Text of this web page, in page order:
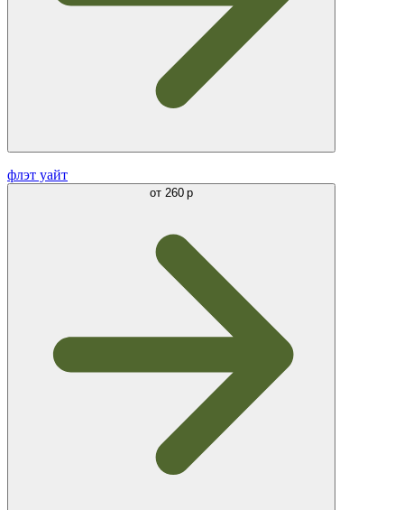
флэт уайт
от 260 р